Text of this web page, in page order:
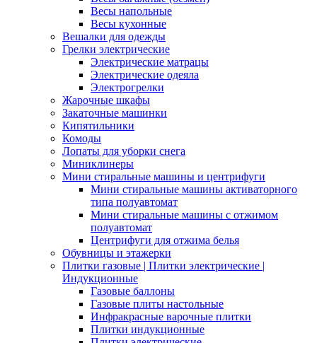
Весы напольные
Весы кухонные
Вешалки для одежды
Грелки электрические
Электрические матрацы
Электрические одеяла
Электрогрелки
Жарочные шкафы
Закаточные машинки
Кипятильники
Комоды
Лопаты для уборки снега
Миниклинеры
Мини стиральные машины и центрифуги
Мини стиральные машины активаторного
типа полуавтомат
Мини стиральные машины с отжимом
полуавтомат
Центрифуги для отжима белья
Обувницы и этажерки
Плитки газовые | Плитки электрические |
Индукционные
Газовые баллоны
Газовые плиты настольные
Инфракрасные варочные плитки
Плитки индукционные